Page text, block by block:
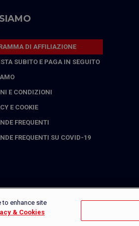
DI AFFILIAZIONE
SUBITO E PAGA IN SEGUITO
E CONDIZIONI
E COOKIE
FREQUENTI
FREQUENTI SU COVID-19
to enhance site
& Cookies